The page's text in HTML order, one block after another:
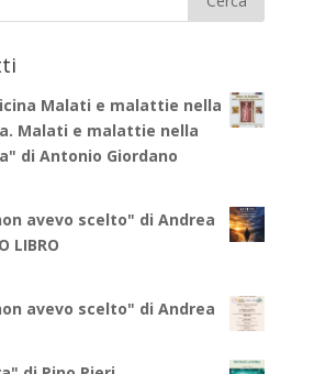
Malati e malattie nella
Malati e malattie nella
di Antonio Giordano
avevo scelto" di Andrea
LIBRO
avevo scelto" di Andrea